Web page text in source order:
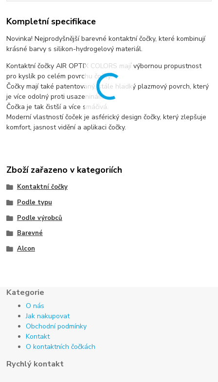
Kompletní specifikace
Novinka! Nejprodyšnější barevné kontaktní čočky, které kombinují
krásné barvy s silikon-hydrogelový materiál.
Kontaktní čočky AIR OPTIX COLORS mají výbornou propustnost
pro kyslík po celém povrchu čočky.
Čočky mají také patentovaný, stále hladký plazmový povrch, který
je více odolný proti usazeninám.
Čočka je tak čistší a více smáčivá.
Moderní vlastností čoček je asférický design čočky, který zlepšuje
komfort, jasnost vidění a aplikaci čočky.
Zboží zařazeno v kategoriích
Kontaktní čočky
Podle typu
Podle výrobců
Barevné
Alcon
Kategorie
O nás
Jak nakupovat
Obchodní podmínky
Kontakt
O kontaktních čočkách
Rychlý kontakt